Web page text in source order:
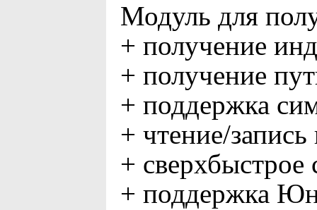
Модуль для
+ получение
+ получение
+ поддержка
+ чтение/
+ сверхбыстрое
+ поддержка